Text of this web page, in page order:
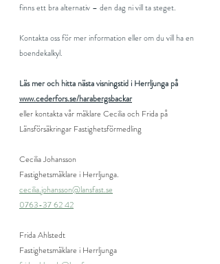
finns ett bra alternativ – den dag ni vill ta steget.
Kontakta oss för mer information eller om du vill ha en
boendekalkyl.
Läs mer och hitta nästa visningstid i Herrljunga på
www.cederfors.se/harabergsbackar
eller kontakta vår mäklare Cecilia och Frida på
Länsförsäkringar Fastighetsförmedling
Cecilia Johansson
Fastighetsmäklare i Herrljunga.
cecilia.johansson@lansfast.se
0763-37 62 42
Frida Ahlstedt
Fastighetsmäklare i Herrljunga